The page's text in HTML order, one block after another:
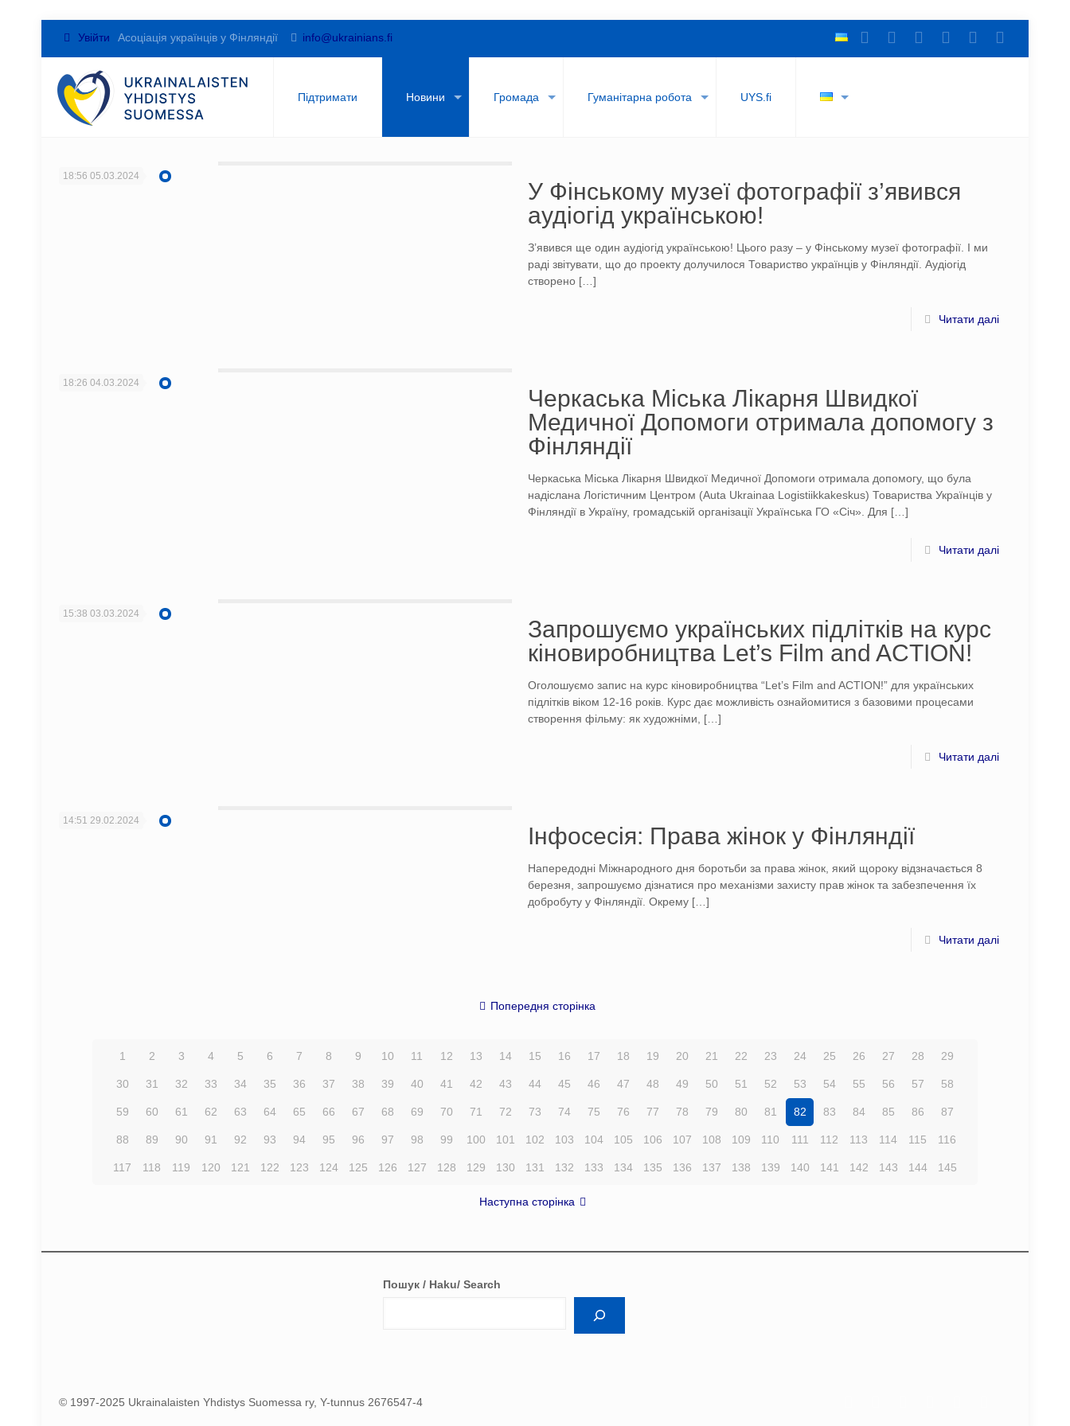
Увійти Асоціація українців у Фінляндії info@ukrainians.fi
Підтримати Новини Громада Гуманітарна робота UYS.fi
18:5605.03.2024
У Фінському музеї фотографії з’явився
аудіогід українською!
З’явився ще один аудіогід українською! Цього разу – у Фінському музеї фотографії. І ми
раді звітувати, що до проекту долучилося Товариство українців у Фінляндії. Аудіогід
створено[…]
Читати далі
18:2604.03.2024
Черкаська Міська Лікарня Швидкої
Медичної Допомоги отримала допомогу з
Фінляндії
Черкаська Міська Лікарня Швидкої Медичної Допомоги отримала допомогу, що була
надіслана Логістичним Центром (Auta Ukrainaa Logistiikkakeskus) Товариства Українців у
Фінляндії в Україну, громадській oрганізації Українська ГО «Січ». Для […]
Читати далі
15:3803.03.2024
Запрошуємо українських підлітків на курс
кіновиробництва Let’s Film and ACTION!
Оголошуємо запис на курс кіновиробництва “Let’s Film and ACTION!” для українських
підлітків віком 12-16 років. Курс дає можливість ознайомитися з базовими процесами
створення фільму: як художніми,
[…]
Читати далі
14:5129.02.2024
Інфосесія: Права жінок у Фінляндії
Напередодні Міжнародного дня боротьби за права жінок, який щороку відзначається 8
березня, запрошуємо дізнатися про механізми захисту прав жінок та забезпечення їх
добробуту у Фінляндії. Окрему[…]
Читати далі
Попередня сторінка
1 2 3 4 5 6 7 8 9 10 11 12 13 14 15 16 17 18 19 20 21 22 23 24 25 26 27 28 29
30 31 32 33 34 35 36 37 38 39 40 41 42 43 44 45 46 47 48 49 50 51 52 53 54 55 56 57 58
59 60 61 62 63 64 65 66 67 68 69 70 71 72 73 74 75 76 77 78 79 80 81 82 83 84 85 86 87
88 89 90 91 92 93 94 95 96 97 98 99 100 101 102 103 104 105 106 107 108 109 110 111 112 113 114 115 116
117 118 119 120 121 122 123 124 125 126 127 128 129 130 131 132 133 134 135 136 137 138 139 140 141 142 143 144 145
Наступна сторінка
Пошук / Haku/ Search
© 1997-2025 Ukrainalaisten Yhdistys Suomessa ry, Y-tunnus 2676547-4